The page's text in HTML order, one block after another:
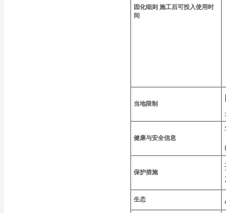
固化细则 施工后可投入使用时
间
当地限制
健康与安全信息
保护措施
生态